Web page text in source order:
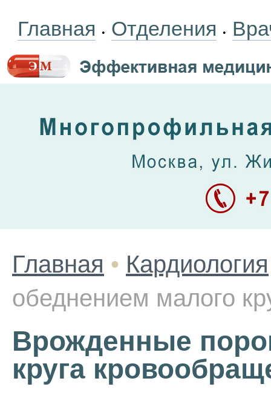
Главная • Отделения •
Главная • Кардиология
обеднением малого
Врожденные
круга